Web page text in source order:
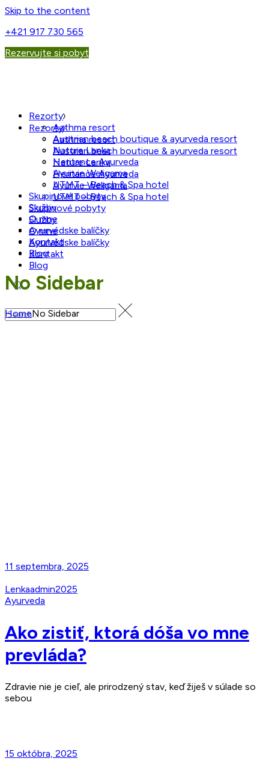
Skip to the content
+421 917 730 565
Rezervujte si pobyt
Rezorty
Aathma resort
Austrian beach boutique & ayurveda resort
Nature Lanka
Heritance Ayurveda
Ayurvie Weligama
UTMT – Beach & Spa hotel
Skupinové pobyty
Služby
O mne
Ayurvédske balíčky
Kontakt
Blog
Rezorty
Aathma resort
Austrian beach boutique & ayurveda resort
Nature Lanka
Heritance Ayurveda
Ayurvie Weligama
UTMT – Beach & Spa hotel
Skupinové pobyty
Služby
O mne
Ayurvédske balíčky
Kontakt
Blog
No Sidebar
HomeNo Sidebar
11 septembra, 2025
Lenkaadmin2025
Ayurveda
Ako zistiť, ktorá dóša vo mne
prevláda?
Zdravie nie je cieľ, ale prirodzený stav, keď žiješ v súlade so
sebou
15 októbra, 2025